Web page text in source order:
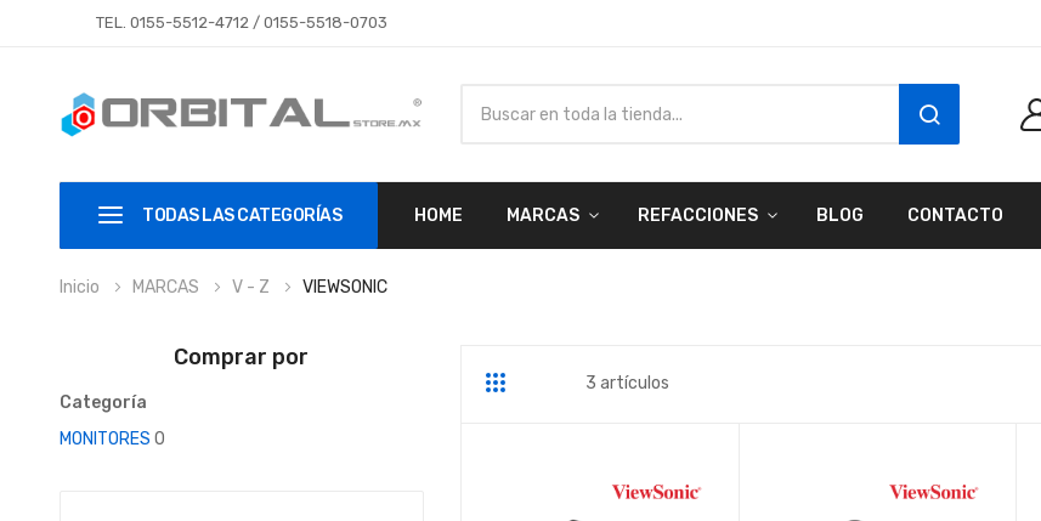
TEL. 0155-5512-4712/ 0155-5518-0703
SEARCH
TODAS LAS CATEGORÍAS HOME MARCAS REFACCIONES BLOG CONTACTO
Inicio MARCAS V - Z VIEWSONIC
Parrilla 3 artículos
Comprar por
Categoría
MONITORES 0